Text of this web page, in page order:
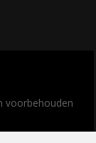
voorbehouden